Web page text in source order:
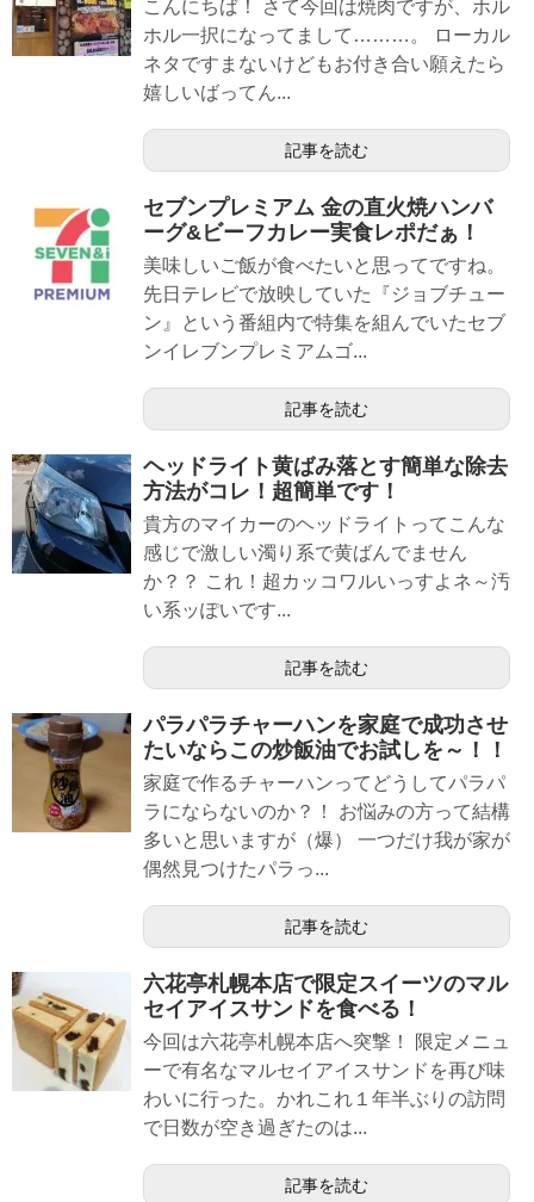
こんにちば！ さて今回は焼肉ですが、ホル
ホル一択になってまして………。 ローカル
ネタですまないけどもお付き合い願えたら
嬉しいばってん...
記事を読む
セブンプレミアム 金の直火焼ハンバ
ーグ&ビーフカレー実食レポだぁ！
美味しいご飯が食べたいと思ってですね。
先日テレビで放映していた『ジョブチュー
ン』という番組内で特集を組んでいたセブ
ンイレブンプレミアムゴ...
記事を読む
ヘッドライト黄ばみ落とす簡単な除去
方法がコレ！超簡単です！
貴方のマイカーのヘッドライトってこんな
感じで激しい濁り系で黄ばんでません
か？？ これ！超カッコワルいっすよネ～汚
い系ッぽいです...
記事を読む
パラパラチャーハンを家庭で成功させ
たいならこの炒飯油でお試しを～！！
家庭で作るチャーハンってどうしてパラパ
ラにならないのか？！ お悩みの方って結構
多いと思いますが（爆） 一つだけ我が家が
偶然見つけたパラっ...
記事を読む
六花亭札幌本店で限定スイーツのマル
セイアイスサンドを食べる！
今回は六花亭札幌本店へ突撃！ 限定メニュ
ーで有名なマルセイアイスサンドを再び味
わいに行った。かれこれ１年半ぶりの訪問
で日数が空き過ぎたのは...
記事を読む